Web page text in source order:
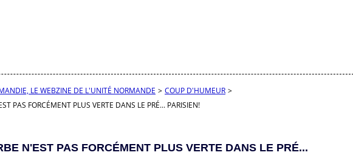
LE WEBZINE DE L'UNITÉ NORMANDE > COUP D'HUMEUR >
PAS FORCÉMENT PLUS VERTE DANS LE PRÉ... PARISIEN!
N'EST PAS FORCÉMENT PLUS VERTE DANS LE PRÉ...